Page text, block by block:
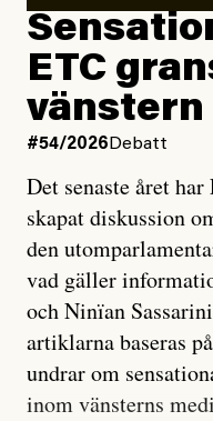
ETC
vänstern
#54/2026 Debatt
Det senaste året
skapat diskussion
den
vad gäller
och Ninïan
artiklarna baseras
undrar om
inom vänsterns